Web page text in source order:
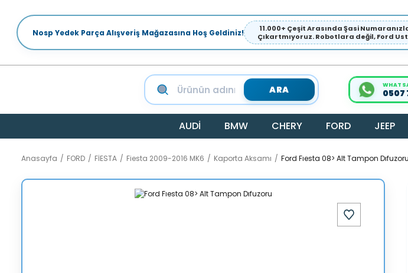
Nosp Yedek Parça Alışveriş Mağazasına Hoş Geldiniz!
11.000+ Çeşit Arasında Şasi
Çıkartmıyoruz. Robotlara değil, Ford
ARA 0507
AUDİ BMW CHERY FORD JEEP
Anasayfa FORD FİESTA Fiesta 2009-2016 MK6 Kaporta Aksamı Ford Fıesta 08> Alt Tampon Dıfuzoru